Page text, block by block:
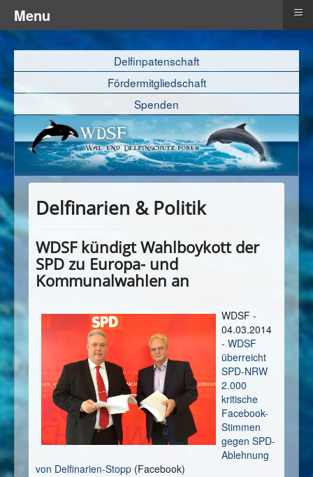
Delfinpatenschaft
Fördermitgliedschaft
Spenden
Delfinarien & Politik
WDSF kündigt Wahlboykott der
SPD zu Europa- und
Kommunalwahlen an
WDSF -
04.03.2014
- WDSF
überreicht
SPD-NRW
2.000
kritische
Facebook-
Stimmen
gegen SPD-
Ablehnung
von Delfinarien-Stopp (Facebook)
Menu ≡